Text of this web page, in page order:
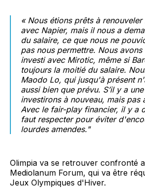
« Nous étions prêts à
avec Napier, mais il nous a
du salaire, ce que nous ne
pas nous permettre. Nous
investi avec Mirotic, même si
toujours la moitié du salaire.
Maodo Lo, qui jusqu'à présent
aussi bien que prévu. S’il y a
investirons à nouveau, mais pas
Avec le fair-play financier, il y a
faut respecter pour éviter
lourdes amendes."
Olimpia va se retrouver confronté
Mediolanum Forum, qui va être
Jeux Olympiques d'Hiver.